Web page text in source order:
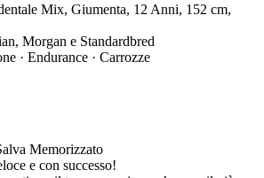
Mix, Giumenta, 12 Anni, 152 cm,
Morgan e Standardbred
· Endurance · Carrozze
Memorizzato
e con successo!